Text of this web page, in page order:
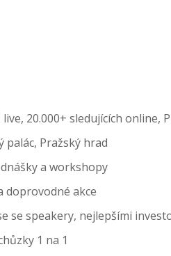
20.000+ sledujících online,
palác, Pražský hrad
a workshopy
doprovodné akce
se speakery, nejlepšími
1 na 1